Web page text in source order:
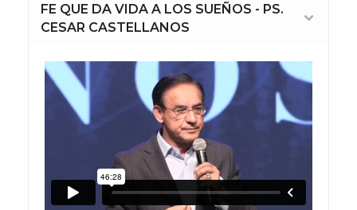
FE QUE DA VIDA A LOS SUEÑOS - PS.
CESAR CASTELLANOS